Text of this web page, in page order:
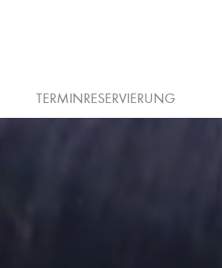
TERMINRESERVIERUNG